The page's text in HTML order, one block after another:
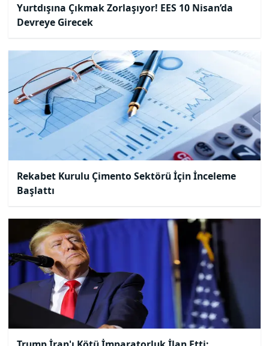
Yurtdışına Çıkmak Zorlaşıyor! EES 10 Nisan’da
Devreye Girecek
Rekabet Kurulu Çimento Sektörü İçin İnceleme
Başlattı